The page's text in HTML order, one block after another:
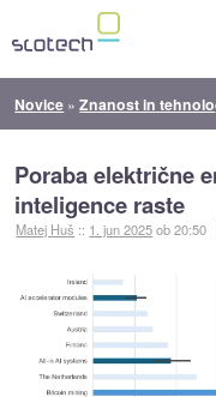
Novice »Znanost in
Poraba električne
inteligence raste
Matej Huš :: 1. jun 2025ob 20:50